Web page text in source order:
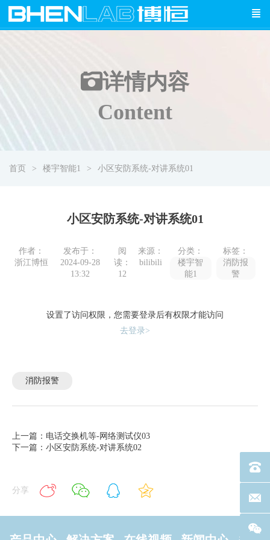
详情内容
Content
首页 楼宇智能1 小区安防系统-对讲系统01
小区安防系统-对讲系统01
作者：
浙江博恒
发布于：
2024-09-28
13:32
阅
读：
12
来源：
bilibili
分类：
楼宇智
能1
标签：
消防报
警
设置了访问权限，您需要登录后有权限才能访问
去登录>
消防报警
上一篇：电话交换机等-网络测试仪03
下一篇：小区安防系统-对讲系统02
分享
电话
联系